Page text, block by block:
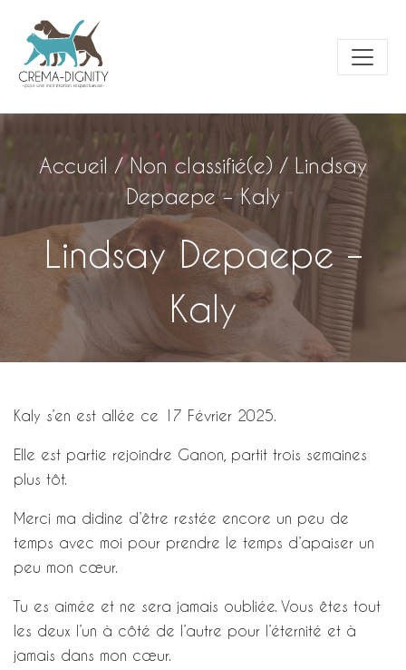
Accueil /Non classifié(e) / Lindsay
Depaepe – Kaly
Lindsay Depaepe –
Kaly
Kaly s’en est allée ce 17 Février 2025.
Elle est partie rejoindre Ganon, partit trois semaines
plus tôt.
Merci ma didine d’être restée encore un peu de
temps avec moi pour prendre le temps d’apaiser un
peu mon cœur.
Tu es aimée et ne sera jamais oubliée. Vous êtes tout
les deux l’un à côté de l’autre pour l’éternité et à
jamais dans mon cœur.